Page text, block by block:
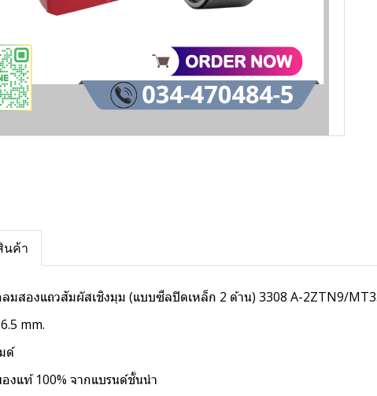
นค้า
มสองแถวสัมผัสเชิงมุม (แบบซีลปิดเหล็ก 2 ด้าน) 3308 A-2ZTN9/
mm.
ด์
งแท้ 100% จากแบรนด์ชั้นนำ